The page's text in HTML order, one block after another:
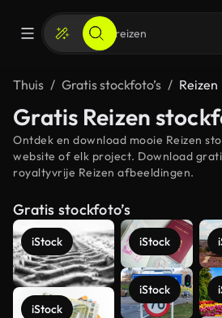
Thuis Gratis stockfoto’s Reizen
Gratis Reizen
Ontdek en download mooie Reizen
website of elk project. Download
royaltyvrije Reizen afbeeldingen.
Gratis stockfoto’s
iStock
iStock
iStock
iStock